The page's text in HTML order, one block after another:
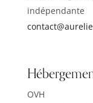
indépendante
OVH